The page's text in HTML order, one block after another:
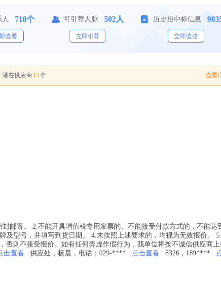
718个
查看
可引荐人脉 502人
立即引荐
历史招中标信息
立即监控
潜在供应商 13个 查看
邮寄。 2.不能开具增值税专用发票的、不能接受付款方式的，不能达
及型号，并填写到货日期。 4.未按照上述要求的，均视为无效报价。
否则不接受报价。如有任何弄虚作假行为，我单位将按不诚信供应商
击查看
供应处，杨晨，电话：029-**** 点击查看 8326，189****